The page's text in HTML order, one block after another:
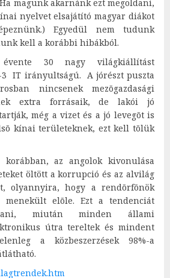
magunk akarnánk ezt megoldani,
nyelvet elsajátító magyar diákot
Egyedül nem tudunk
kell a korábbi hibákból.
30 nagy világkiállítást
3 IT irányultságú. A jórészt puszta
nincsenek mezõgazdasági
extra forrásaik, de lakói jó
még a vizet és a jó levegõt is
kínai területeknek, ezt kell tõlük
korábban, az angolok kivonulása
öltött a korrupció és az alvilág
olyannyira, hogy a rendõrfõnök
menekült elõle. Ezt a tendenciát
miután minden állami
útra tereltek és mindent
a közbeszerzések 98%-a